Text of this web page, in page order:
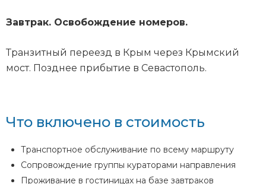
Завтрак. Освобождение номеров.
Транзитный переезд в Крым через Крымский
мост. Позднее прибытие в Севастополь.
Что включено в стоимость
Транспортное обслуживание по всему маршруту
Сопровождение группы кураторами направления
Проживание в гостиницах на базе завтраков